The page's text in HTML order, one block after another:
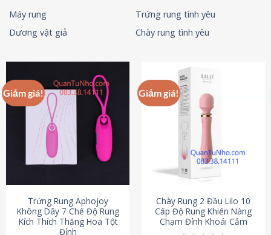
Máy rung
Trứng rung tình yêu
Dương vật giả
Chày rung tình yêu
Giảm giá!
Trứng Rung Aphojoy
Không Dây 7 Chế Độ Rung
Kích Thích Thăng Hoa Tột
Đỉnh
Giảm giá!
Chày Rung 2 Đầu Lilo 10
Cấp Độ Rung Khiến Nàng
Chạm Đỉnh Khoái Cảm